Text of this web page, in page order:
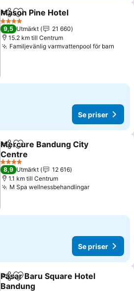
Dela Lägg till i Mina Favoriter
Mason Pine Hotel
4 Stjärnor
9,5 Utmärkt
21 660
15.2 km till Centrum
Familjevänlig varmvattenpool för barn
Se priser
Dela Lägg till i Mina Favoriter
Mercure Bandung City
Centre
4 Stjärnor
8,9 Utmärkt
12 616
1.1 km till Centrum
M Spa wellnessbehandlingar
Se priser
Dela Lägg till i Mina Favoriter
Pasar Baru Square Hotel
Bandung